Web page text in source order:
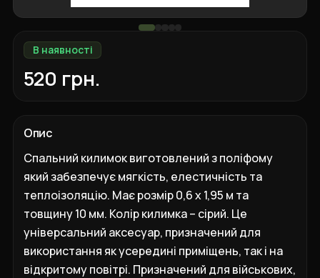
В наявності
520 грн.
Опис
Спальний килимок виготовлений з поліфому
який забезпечує мягкість, елестичність та
теплоізоляцію. Має розмір 0,6 х 1,95 м та
товщину 10 мм. Колір килимка – сірий. Це
універсальний аксесуар, призначений для
використання як усередині приміщень, так і на
відкритому повітрі. Призначений для військових,